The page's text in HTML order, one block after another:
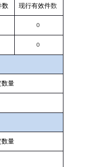
数 现行有效件数
0
0
数量
数量